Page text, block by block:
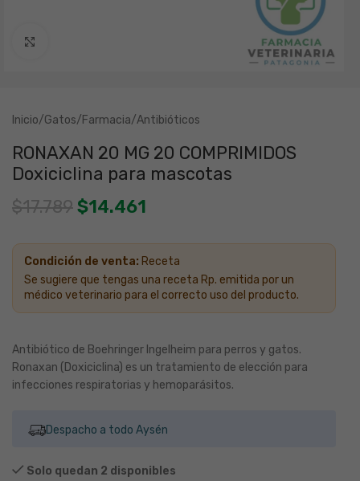
Inicio/Gatos/Farmacia/Antibióticos
RONAXAN 20 MG 20 COMPRIMIDOS
Doxiciclina para mascotas
$17.789$14.461
Condición de venta: Receta
Se sugiere que tengas una receta Rp. emitida por un
médico veterinario para el correcto uso del producto.
Antibiótico de Boehringer Ingelheim para perros y gatos.
Ronaxan (Doxiciclina) es un tratamiento de elección para
infecciones respiratorias y hemoparásitos.
Despacho a todo Aysén
Solo quedan 2 disponibles